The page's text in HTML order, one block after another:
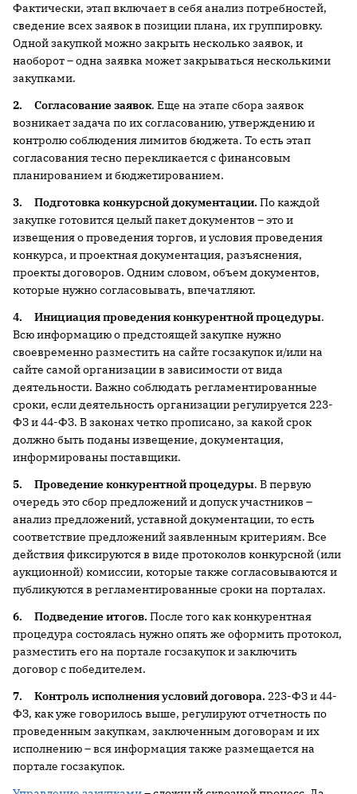
Фактически, этап включает в себя анализ потребностей,
сведение всех заявок в позиции плана, их группировку.
Одной закупкой можно закрыть несколько заявок, и
наоборот – одна заявка может закрываться несколькими
закупками.
2. Согласование заявок. Еще на этапе сбора заявок
возникает задача по их согласованию, утверждению и
контролю соблюдения лимитов бюджета. То есть этап
согласования тесно перекликается с финансовым
планированием и бюджетированием.
3. Подготовка конкурсной документации. По каждой
закупке готовится целый пакет документов – это и
извещения о проведения торгов, и условия проведения
конкурса, и проектная документация, разъяснения,
проекты договоров. Одним словом, объем документов,
которые нужно согласовывать, впечатляют.
4. Инициация проведения конкурентной процедуры.
Всю информацию о предстоящей закупке нужно
своевременно разместить на сайте госзакупок и/или на
сайте самой организации в зависимости от вида
деятельности. Важно соблюдать регламентированные
сроки, если деятельность организации регулируется 223-
ФЗ и 44-ФЗ. В законах четко прописано, за какой срок
должно быть поданы извещение, документация,
информированы поставщики.
5. Проведение конкурентной процедуры. В первую
очередь это сбор предложений и допуск участников –
анализ предложений, уставной документации, то есть
соответствие предложений заявленным критериям. Все
действия фиксируются в виде протоколов конкурсной (или
аукционной) комиссии, которые также согласовываются и
публикуются в регламентированные сроки на порталах.
6. Подведение итогов. После того как конкурентная
процедура состоялась нужно опять же оформить протокол,
разместить его на портале госзакупок и заключить
договор с победителем.
7. Контроль исполнения условий договора. 223-ФЗ и 44-
ФЗ, как уже говорилось выше, регулируют отчетность по
проведенным закупкам, заключенным договорам и их
исполнению – вся информация также размещается на
портале госзакупок.